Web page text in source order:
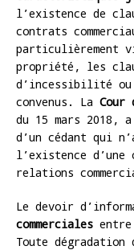
l’existence de
contrats
particulièrement
propriété, les
d’incessibilité ou
convenus. La Cour
du 15 mars
d’un cédant qui
l’existence d’une
relations
Le devoir
commerciales
Toute